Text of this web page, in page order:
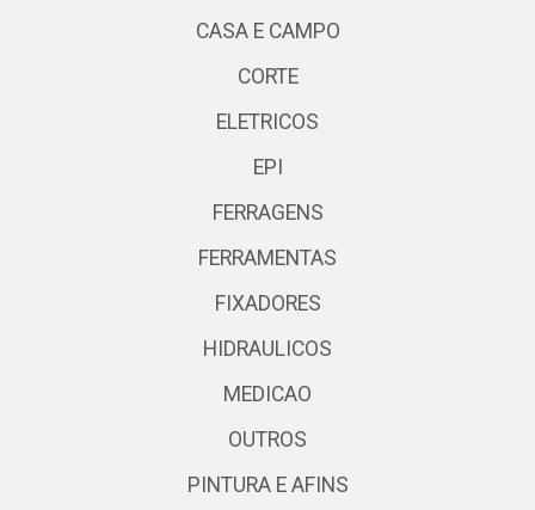
CASA E CAMPO
CORTE
ELETRICOS
EPI
FERRAGENS
FERRAMENTAS
FIXADORES
HIDRAULICOS
MEDICAO
OUTROS
PINTURA E AFINS